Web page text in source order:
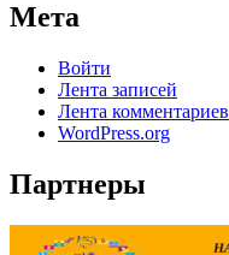
Мета
Войти
Лента записей
Лента комментариев
WordPress.org
Партнеры